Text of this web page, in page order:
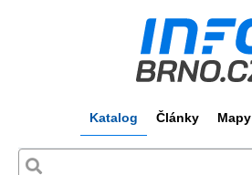
Katalog Články Mapy